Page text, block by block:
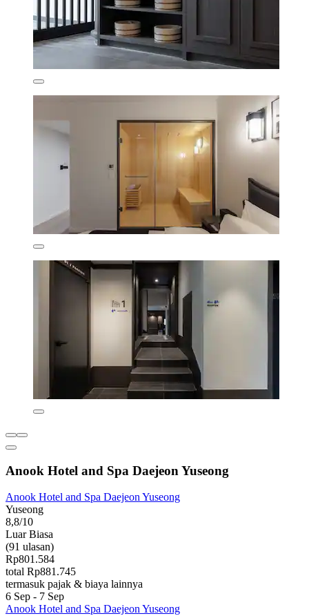
Anook Hotel and Spa Daejeon Yuseong
Anook Hotel and Spa Daejeon Yuseong
Yuseong
8,8/10
Luar Biasa
(91 ulasan)
Rp801.584
total Rp881.745
termasuk pajak & biaya lainnya
6 Sep - 7 Sep
Anook Hotel and Spa Daejeon Yuseong